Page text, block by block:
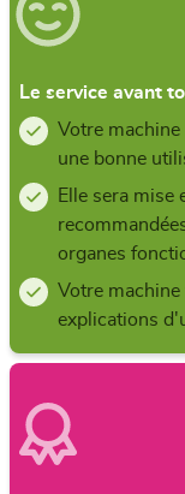
Le service avant
Votre
une bonne
Elle sera mise
organes
Votre machine
explications